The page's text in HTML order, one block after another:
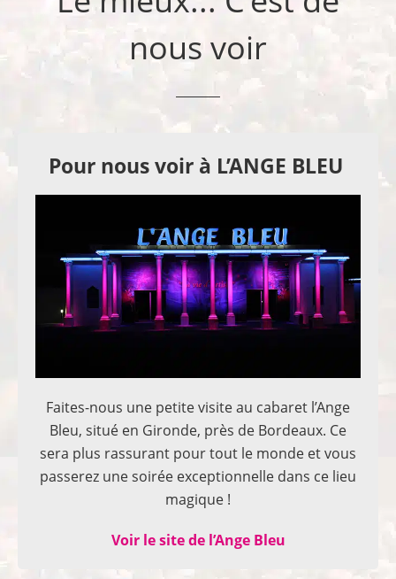
nous voir
Pour nous voir à L’ANGE BLEU
Faites-nous une petite visite au cabaret l’Ange
Bleu, situé en Gironde, près de Bordeaux. Ce
sera plus rassurant pour tout le monde et vous
passerez une soirée exceptionnelle dans ce lieu
magique !
Voir le site de l’Ange Bleu